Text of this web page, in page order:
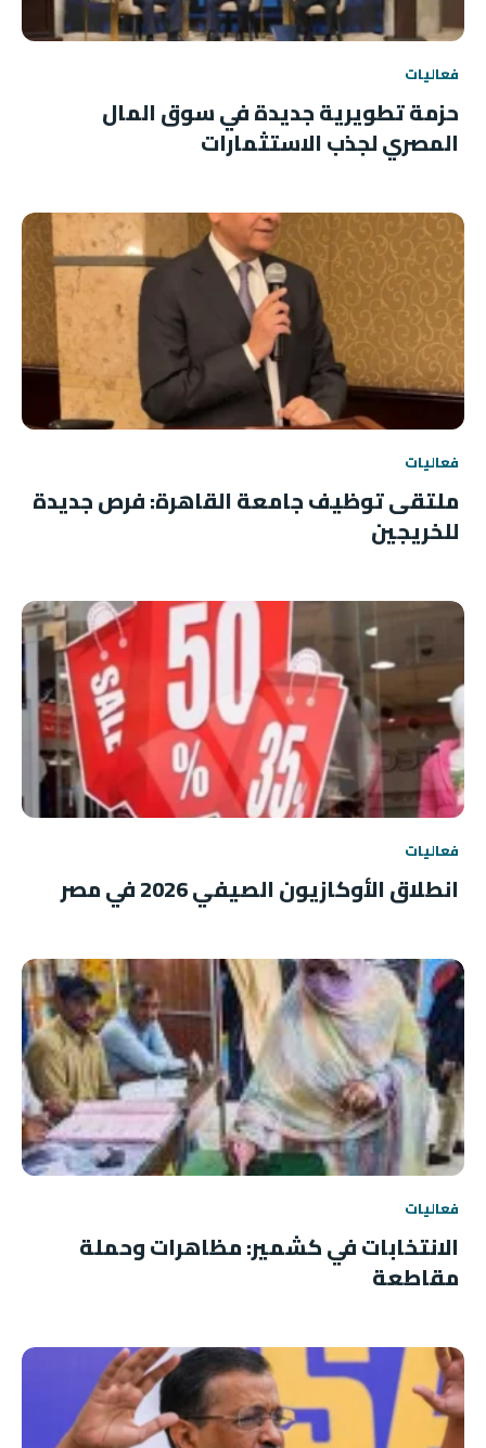
فعاليات
حزمة تطويرية جديدة في سوق المال
المصري لجذب الاستثمارات
فعاليات
ملتقى توظيف جامعة القاهرة: فرص جديدة
للخريجين
فعاليات
انطلاق الأوكازيون الصيفي 2026 في مصر
فعاليات
الانتخابات في كشمير: مظاهرات وحملة
مقاطعة